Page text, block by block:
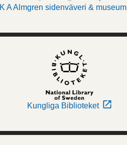
K A Almgren sidenväveri & museum
Kungliga Biblioteket